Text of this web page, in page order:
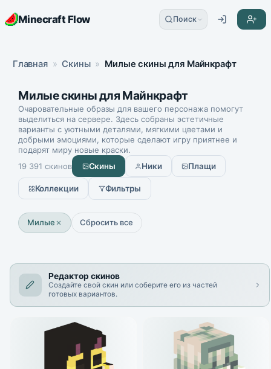
Minecraft Flow Поиск
Главная » Скины » Милые скины для Майнкрафт
Милые скины для Майнкрафт
Очаровательные образы для вашего персонажа помогут
выделиться на сервере. Здесь собраны эстетичные
варианты с уютными деталями, мягкими цветами и
добрыми эмоциями, которые сделают игру приятнее и
подарят миру новые краски.
19 391 скинов
Скины Ники Плащи
Коллекции Фильтры
Милые Сбросить все
Редактор скинов
Создайте свой скин или соберите его из частей
готовых вариантов.